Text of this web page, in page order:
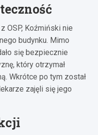
OSP, Koźmiński nie
budynku. Mimo
się bezpiecznie
który otrzymał
Wkrótce po tym został
zajęli się jego